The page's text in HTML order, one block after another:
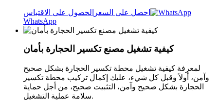
احصل على السعر الحصول على الاقتباس
WhatsApp
كيفية تشغيل مصنع تكسير الحجارة بأمان
لمعرفة كيفية تشغيل محطة تكسير الحجارة بشكل صحيح
وآمن، أولاً وقبل كل شيء، عليك إكمال تركيب محطة تكسير
الحجارة بشكل صحيح وآمن، التثبيت صحيح، من أجل حماية
سلامة عملية التشغيل.